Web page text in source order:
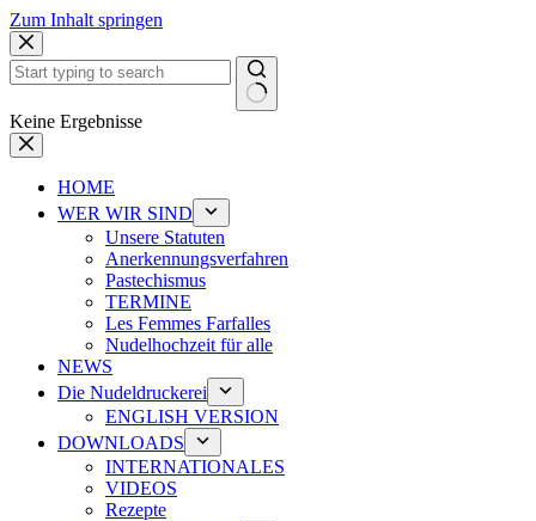
Zum Inhalt springen
Keine Ergebnisse
HOME
WER WIR SIND
Unsere Statuten
Anerkennungsverfahren
Pastechismus
TERMINE
Les Femmes Farfalles
Nudelhochzeit für alle
NEWS
Die Nudeldruckerei
ENGLISH VERSION
DOWNLOADS
INTERNATIONALES
VIDEOS
Rezepte